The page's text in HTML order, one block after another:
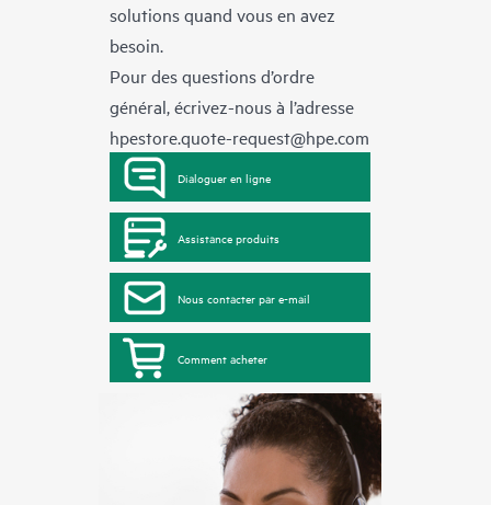
solutions quand vous en avez
besoin.
Pour des questions d’ordre
général, écrivez-nous à l’adresse
hpestore.quote-request@hpe.com
Dialoguer en ligne
Assistance produits
Nous contacter par e-mail
Comment acheter